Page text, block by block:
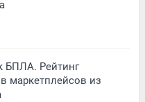
БПЛА. Рейтинг
маркетплейсов из